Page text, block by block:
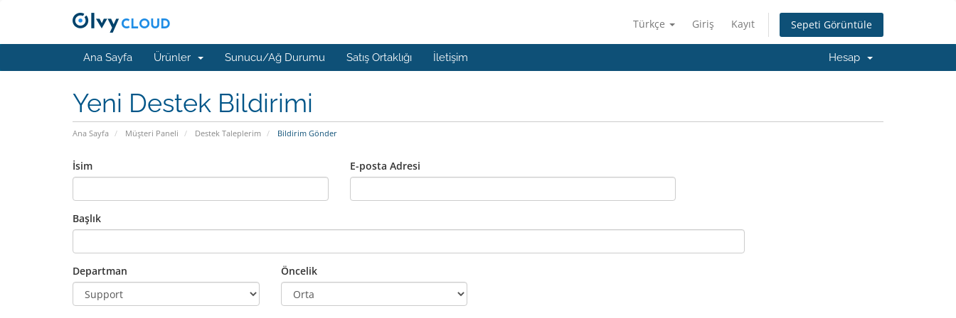
Türkçe Giriş Kayıt Sepeti Görüntüle
Ana Sayfa Ürünler Sunucu/Ağ Durumu Satış Ortaklığı İletişim Hesap
Yeni Destek Bildirimi
Ana Sayfa Müşteri Paneli Destek Taleplerim Bildirim Gönder
İsim E-posta Adresi
Başlık
Departman Öncelik